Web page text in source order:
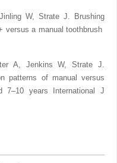
W, Strate J. Brushing
versus a manual toothbrush
A, Jenkins W, Strate J.
patterns of manual versus
7–10 years International J